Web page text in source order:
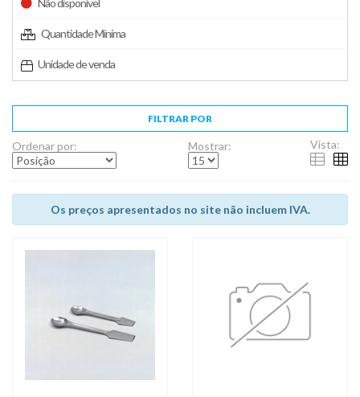
Não disponível
Quantidade Mínima
Unidade de venda
FILTRAR POR
Ordenar por: Mostrar: Vista:
Os preços apresentados no site não incluem IVA.